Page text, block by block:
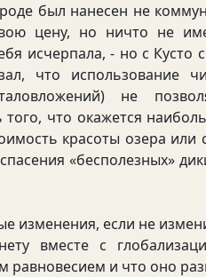
был нанесен не
цену, но ничто не
исчерпала, - но с Кусто
что использование
не
что окажется
красоты озера или
«бесполезных»
изменения, если не
вместе с
и что оно